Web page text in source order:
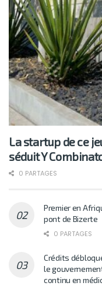
La startup de ce
séduit Y
0 PARTAGES
Premier en
pont de Bizerte
0 PARTAGES
Crédits
le
continu en